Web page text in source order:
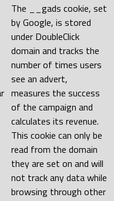
The __gads cookie, set
by Google, is stored
under DoubleClick
domain and tracks the
number of times users
see an advert,
measures the success
of the campaign and
calculates its revenue.
This cookie can only be
read from the domain
they are set on and will
not track any data while
browsing through other